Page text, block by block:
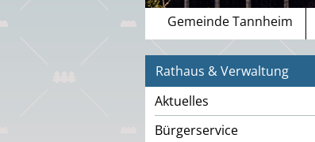
Gemeinde Tannheim
Rathaus & Verwaltung
Aktuelles
Bürgerservice